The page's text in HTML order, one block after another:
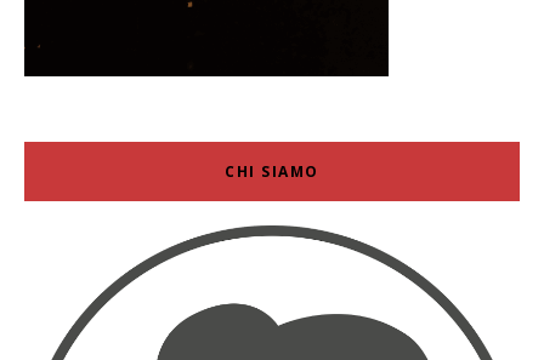
CHI SIAMO